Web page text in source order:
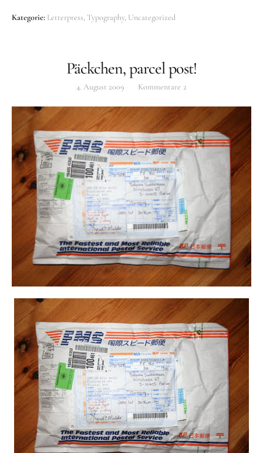
Kategorie: Letterpress Typography Uncategorized
Päckchen, parcel post!
4. August 2009 Kommentare 2